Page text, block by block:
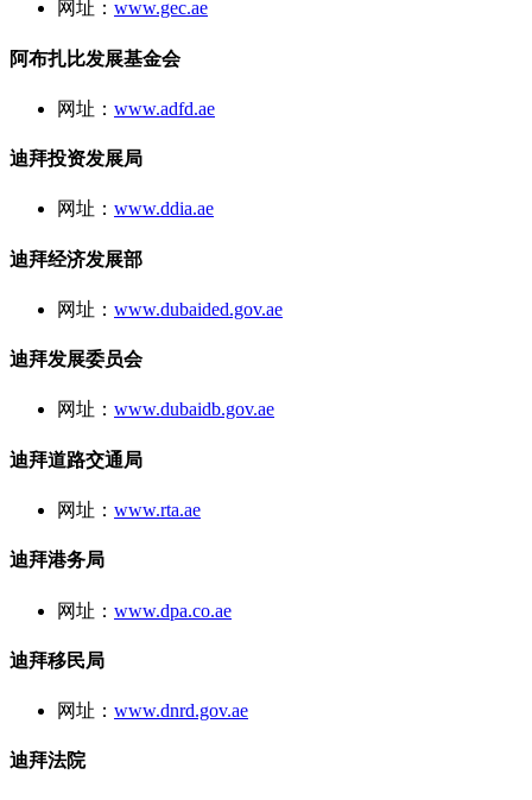
网址： www.gec.ae
阿布扎比发展基金会
网址： www.adfd.ae
迪拜投资发展局
网址： www.ddia.ae
迪拜经济发展部
网址： www.dubaided.gov.ae
迪拜发展委员会
网址： www.dubaidb.gov.ae
迪拜道路交通局
网址： www.rta.ae
迪拜港务局
网址： www.dpa.co.ae
迪拜移民局
网址： www.dnrd.gov.ae
迪拜法院